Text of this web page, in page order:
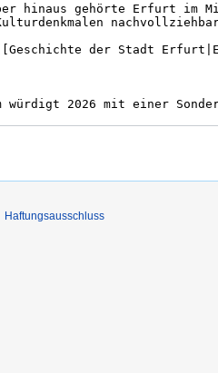
Haftungsausschluss